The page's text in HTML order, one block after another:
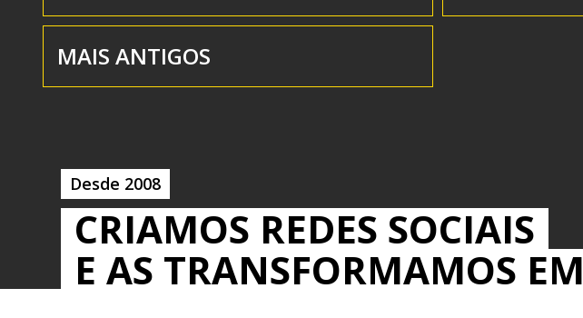
MAIS ANTIGOS
Desde 2008
CRIAMOS REDES SOCIAIS
E AS TRANSFORMAMOS EM